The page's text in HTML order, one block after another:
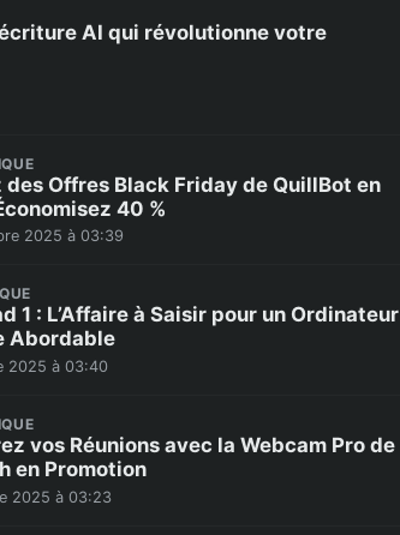
AI qui révolutionne votre
Offres Black Friday de QuillBot en
40 %
2025 à 03:39
1 : L’Affaire à Saisir pour un Ordinateur
Abordable
2025 à 03:40
vos Réunions avec la Webcam Pro de
en Promotion
2025 à 03:23